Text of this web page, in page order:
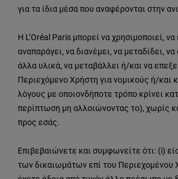
για τα ίδια μέσα που αναφέρονται στην
Η L’Oréal Paris μπορεί να χρησιμοποιεί, να
αναπαράγει, να διανέμει, να μεταδίδει,
άλλα υλικά, να μεταβάλλει ή/και να
Περιεχόμενο Χρήστη για νομικούς ή/και
λόγους με οποιονδήποτε τρόπο κρίνει
περίπτωση μη αλλοιώνοντας το), χωρίς
προς εσάς.
Επιβεβαιώνετε και συμφωνείτε ότι: (i)
των δικαιωμάτων επί του Περιεχομένου